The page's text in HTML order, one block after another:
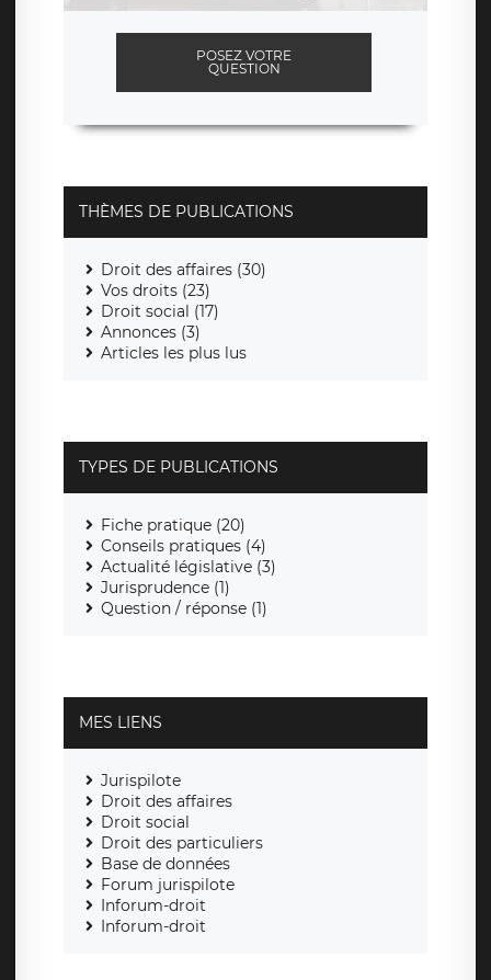
POSEZ VOTRE
QUESTION
THÈMES DE PUBLICATIONS
Droit des affaires (30)
Vos droits (23)
Droit social (17)
Annonces (3)
Articles les plus lus
TYPES DE PUBLICATIONS
Fiche pratique (20)
Conseils pratiques (4)
Actualité législative (3)
Jurisprudence (1)
Question / réponse (1)
MES LIENS
Jurispilote
Droit des affaires
Droit social
Droit des particuliers
Base de données
Forum jurispilote
Inforum-droit
Inforum-droit